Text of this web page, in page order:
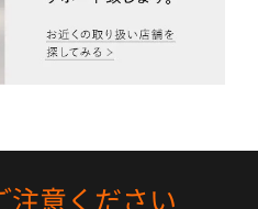
注意ください